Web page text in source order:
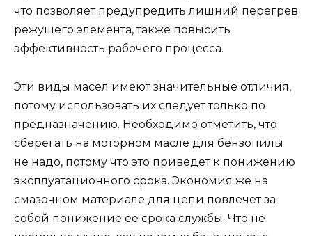
что позволяет предупредить лишний перегрев
режущего элемента, также повысить
эффективность рабочего процесса.
Эти виды масел имеют значительные отличия,
потому использовать их следует только по
предназначению. Необходимо отметить, что
сберегать на моторном масле для бензопилы
не надо, потому что это приведет к понижению
эксплуатационного срока. Экономия же на
смазочном материале для цепи повлечет за
собой понижение ее срока службы. Что не